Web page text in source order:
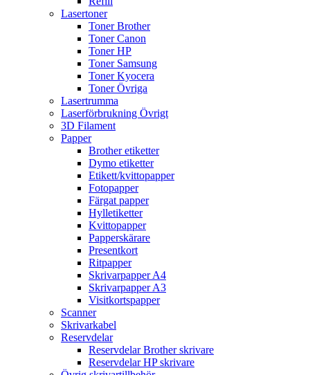
Lasertoner
Toner Brother
Toner Canon
Toner HP
Toner Samsung
Toner Kyocera
Toner Övriga
Lasertrumma
Laserförbrukning Övrigt
3D Filament
Papper
Brother etiketter
Dymo etiketter
Etikett/kvittopapper
Fotopapper
Färgat papper
Hylletiketter
Kvittopapper
Papperskärare
Presentkort
Ritpapper
Skrivarpapper A4
Skrivarpapper A3
Visitkortspapper
Scanner
Skrivarkabel
Reservdelar
Reservdelar Brother skrivare
Reservdelar HP skrivare